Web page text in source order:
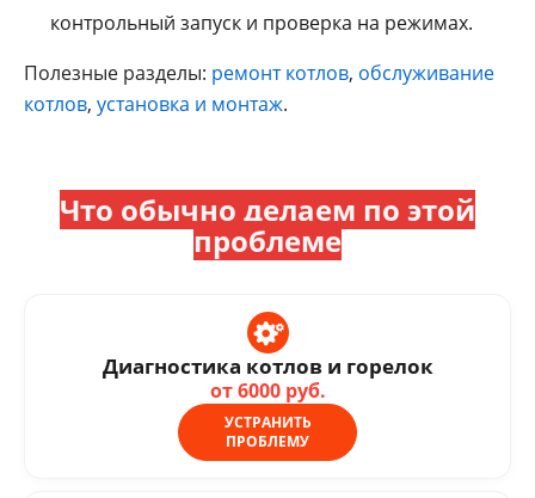
контрольный запуск и проверка на режимах.
Полезные разделы: ремонт котлов, обслуживание
котлов, установка и монтаж.
Что обычно делаем по этой
проблеме
Диагностика котлов и горелок
от 6000 руб.
УСТРАНИТЬ
ПРОБЛЕМУ